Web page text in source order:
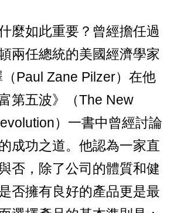
麼如此重要？曾經擔任過
兩任總統的美國經濟學家
（Paul Zane Pilzer）在他
第五波》（The New
）一書中曾經討論
成功之道。他認為一家直
否，除了公司的體質和健
否擁有良好的產品更是最